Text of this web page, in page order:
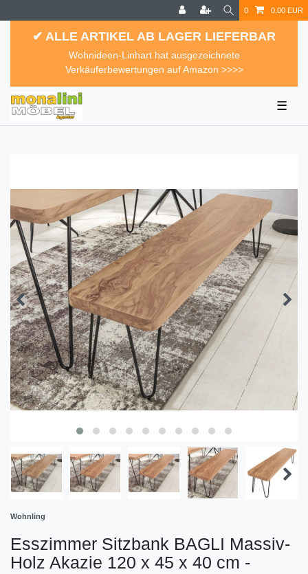
0 0,00 EUR
✔ ALLE ARTIKEL AB LAGER LIEFERBAR
Wohnideen-Linhart hat ausgezeichnete
Verkäuferbewertungen auf Amazon >>>>
☰
Wohnling
Esszimmer Sitzbank BAGLI Massiv-
Holz Akazie 120 x 45 x 40 cm -